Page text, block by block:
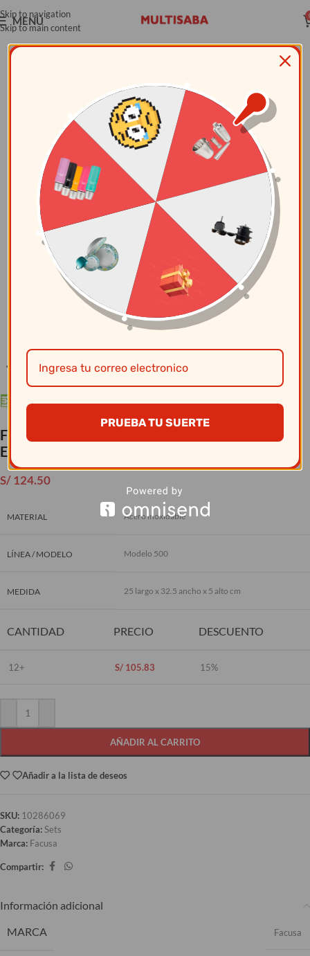
Skip to navigation
Skip to main content
MENÚ
Facusa – Cubiertos Mesa X 24 Mod.500
Est/Marron
S/124.50
MATERIAL Acero inoxidable
LÍNEA / MODELO Modelo 500
MEDIDA 25 largo x 32.5 ancho x 5 alto cm
CANTIDAD PRECIO DESCUENTO
12+ S/ 105.83 15%
AÑADIR AL CARRITO
Añadir a la lista de deseos
SKU: 10286069
Categoría:Sets
Marca: Facusa
Compartir:
Información adicional
MARCA
Facusa
PRUEBA TU SUERTE